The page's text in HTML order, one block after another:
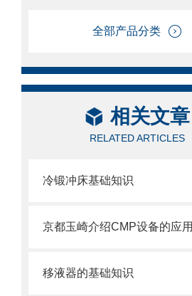
全部产品分类
相关文章
RELATED ARTICLES
冷锻冲床基础知识
京都玉崎介绍CMP设备的应用
移液器的基础知识